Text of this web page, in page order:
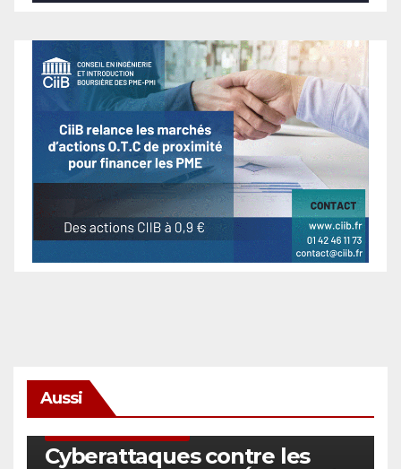
Aussi
Cyberattaques contre les